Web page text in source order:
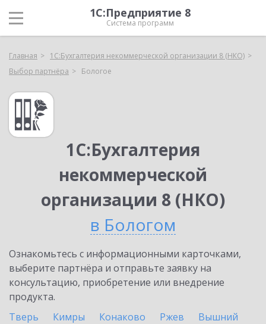
1С:Предприятие 8
Система программ
Главная
1С:Бухгалтерия некоммерческой организации 8 (НКО)
Выбор партнёра
Бологое
1С:Бухгалтерия
некоммерческой
организации 8 (НКО)
в Бологом
Ознакомьтесь с информационными карточками,
выберите партнёра и отправьте заявку на
консультацию, приобретение или внедрение
продукта.
Тверь
Кимры Конаково Ржев
Вышний